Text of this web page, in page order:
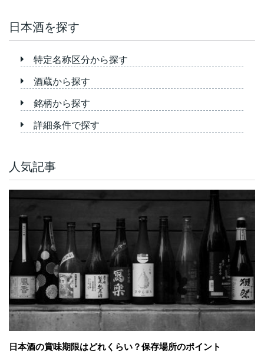
日本酒を探す
特定名称区分から探す
酒蔵から探す
銘柄から探す
詳細条件で探す
人気記事
日本酒の賞味期限はどれくらい？保存場所のポイント